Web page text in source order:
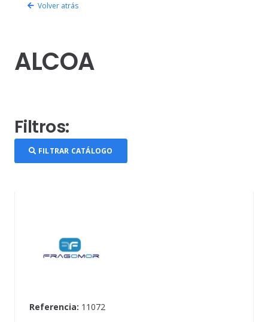
Volver atrás
ALCOA
Filtros:
FILTRAR CATÁLOGO
Referencia: 11072